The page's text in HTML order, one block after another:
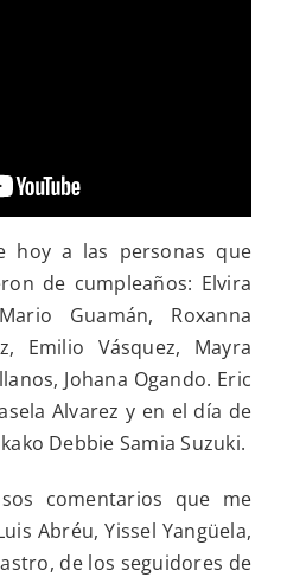
hoy a las personas que
de cumpleaños: Elvira
Guamán, Roxanna
Emilio Vásquez, Mayra
Johana Ogando. Eric
Alvarez y en el día de
Debbie Samia Suzuki.
comentarios que me
Abréu, Yissel Yangüela,
de los seguidores de